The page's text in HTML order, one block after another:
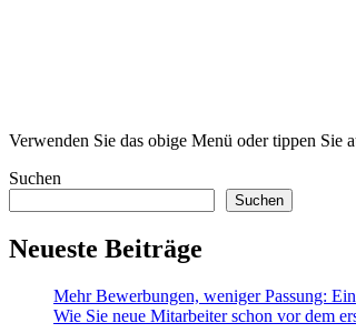
Verwenden Sie das obige Menü oder tippen Sie
Suchen
Suchen
Neueste Beiträge
Mehr Bewerbungen, weniger Passung:
Wie Sie neue Mitarbeiter schon vor dem